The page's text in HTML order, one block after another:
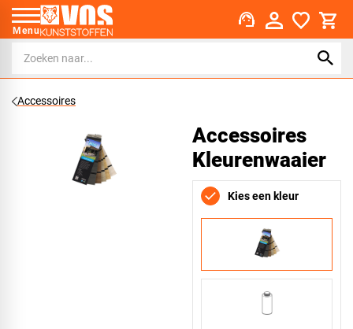
Menu support_agent
Accessoires
Accessoires
Kleurenwaaier
Kies een kleur